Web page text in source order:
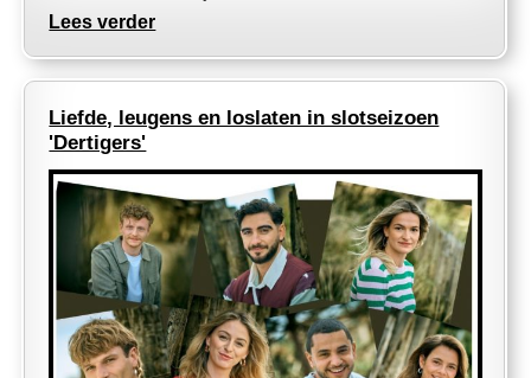
Lees verder
Liefde, leugens en loslaten in slotseizoen
'Dertigers'